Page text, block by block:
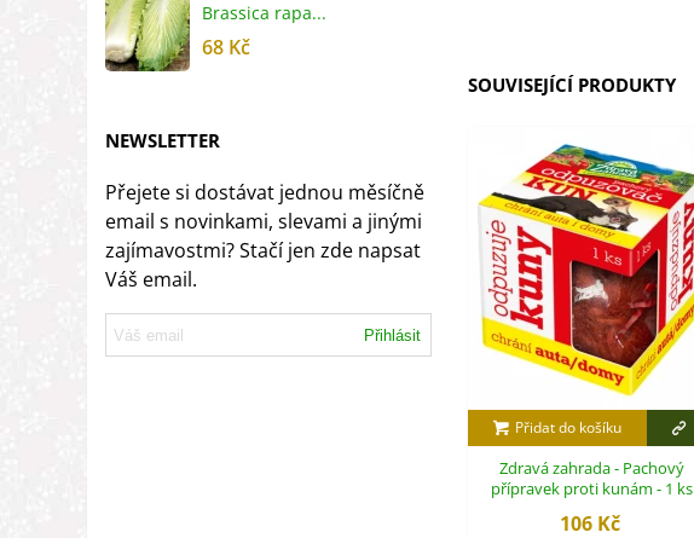
Brassica rapa...
68 Kč
NEWSLETTER
Přejete si dostávat jednou měsíčně
email s novinkami, slevami a jinými
zajímavostmi? Stačí jen zde napsat
Váš email.
Přihlásit
SOUVISEJÍCÍ PRODUKTY
Přidat do košíku
Zdravá zahrada - Pachový
přípravek proti kunám - 1 ks
106 Kč